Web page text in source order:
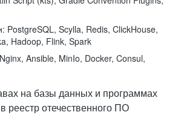
PostgreSQL, Scylla, Redis, ClickHouse,
Hadoop, Flink, Spark
Nginx, Ansible, MinIo, Docker, Consul,
на базы данных и программах
отечественного ПО